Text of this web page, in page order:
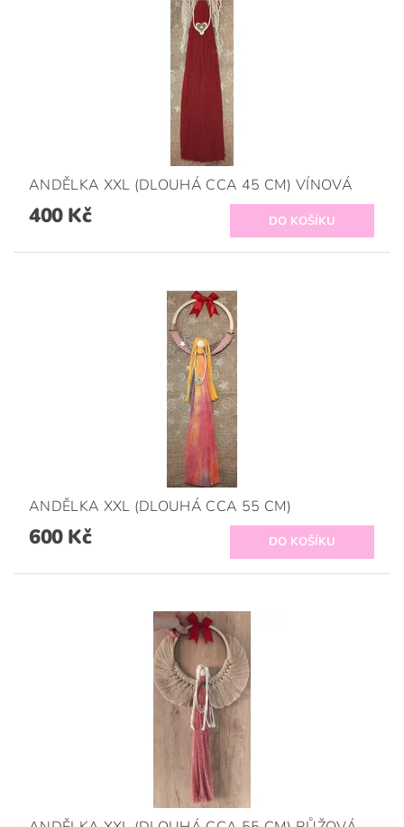
ANDĚLKA XXL (DLOUHÁ CCA 45 CM) VÍNOVÁ
400 Kč
ANDĚLKA XXL (DLOUHÁ CCA 55 CM)
600 Kč